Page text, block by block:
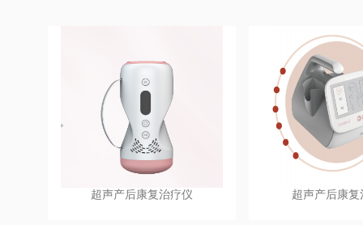
超声产后康复治疗仪 超声产后康复